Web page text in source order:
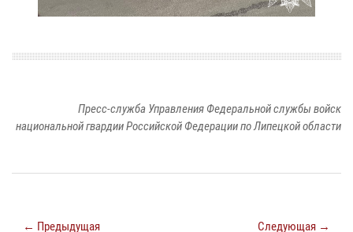
Пресс-служба Управления Федеральной службы войск
национальной гвардии Российской Федерации по Липецкой области
← Предыдущая Следующая →